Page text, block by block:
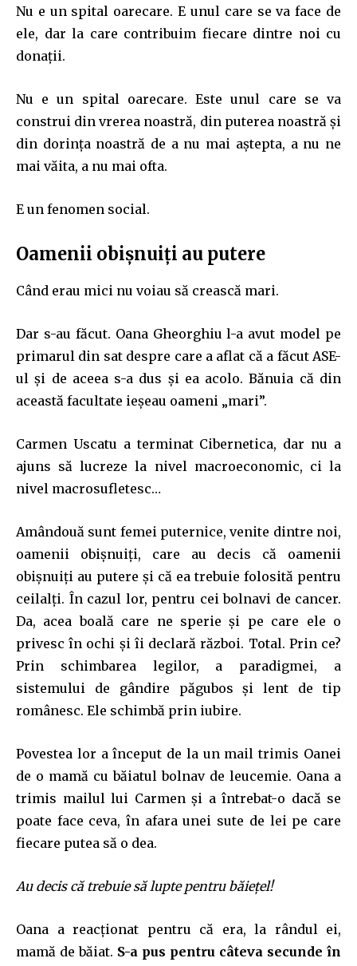
Nu e un spital oarecare. E unul care se va face de
ele, dar la care contribuim fiecare dintre noi cu
donații.
Nu e un spital oarecare. Este unul care se va
construi din vrerea noastră, din puterea noastră și
din dorința noastră de a nu mai aștepta, a nu ne
mai văita, a nu mai ofta.
E un fenomen social.
Oamenii obișnuiți au putere
Când erau mici nu voiau să crească mari.
Dar s-au făcut. Oana Gheorghiu l-a avut model pe
primarul din sat despre care a aflat că a făcut ASE-
ul și de aceea s-a dus și ea acolo. Bănuia că din
această facultate ieșeau oameni „mari”.
Carmen Uscatu a terminat Cibernetica, dar nu a
ajuns să lucreze la nivel macroeconomic, ci la
nivel macrosufletesc…
Amândouă sunt femei puternice, venite dintre noi,
oamenii obișnuiți, care au decis că oamenii
obișnuiți au putere și că ea trebuie folosită pentru
ceilalți. În cazul lor, pentru cei bolnavi de cancer.
Da, acea boală care ne sperie și pe care ele o
privesc în ochi și îi declară război. Total. Prin ce?
Prin schimbarea legilor, a paradigmei, a
sistemului de gândire păgubos și lent de tip
românesc. Ele schimbă prin iubire.
Povestea lor a început de la un mail trimis Oanei
de o mamă cu băiatul bolnav de leucemie. Oana a
trimis mailul lui Carmen și a întrebat-o dacă se
poate face ceva, în afara unei sute de lei pe care
fiecare putea să o dea.
Au decis că trebuie să lupte pentru băiețel!
Oana a reacționat pentru că era, la rândul ei,
mamă de băiat. S-a pus pentru câteva secunde în